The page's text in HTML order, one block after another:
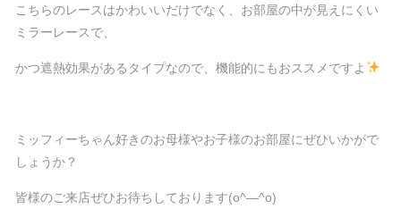
こちらのレースはかわいいだけでなく、お部屋の中が見えにくい
ミラーレースで、
かつ遮熱効果があるタイプなので、機能的にもおススメですよ
ミッフィーちゃん好きのお母様やお子様のお部屋にぜひいかがで
しょうか？
皆様のご来店ぜひお待ちしております(o^―^o)